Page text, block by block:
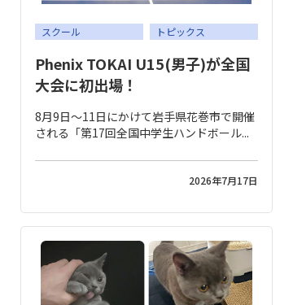
スクール トピックス
Phenix TOKAI U15(男子)が全国
大会に初出場！
8月9日～11日にかけて岩手県花巻市で開催
される「第17回全国中学生ハンドボール...
2026年7月17日